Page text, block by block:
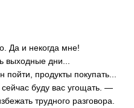
Да и некогда мне!
выходные дни...
продукты покупать...
буду вас угощать. —
трудного разговора.